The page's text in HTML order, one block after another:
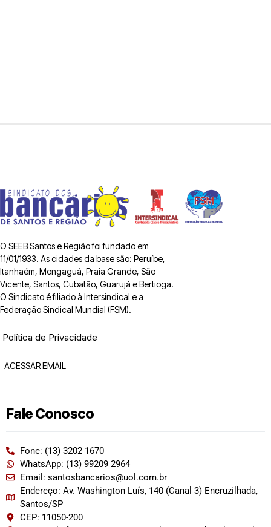
O SEEB Santos e Região foi fundado em
11/01/1933. As cidades da base são: Peruíbe,
Itanhaém, Mongaguá, Praia Grande, São
Vicente, Santos, Cubatão, Guarujá e Bertioga.
O Sindicato é filiado à Intersindical e a
Federação Sindical Mundial (FSM).
Política de Privacidade
ACESSAR EMAIL
Fale Conosco
Fone: (13) 3202 1670
WhatsApp: (13) 99209 2964
Email: santosbancarios@uol.com.br
Endereço: Av. Washington Luís, 140 (Canal 3) Encruzilhada,
Santos/SP
CEP: 11050-200